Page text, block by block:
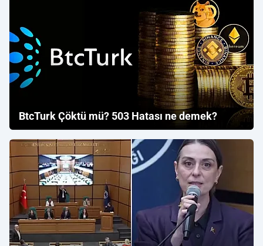
BtcTurk Çöktü mü? 503 Hatası ne demek?